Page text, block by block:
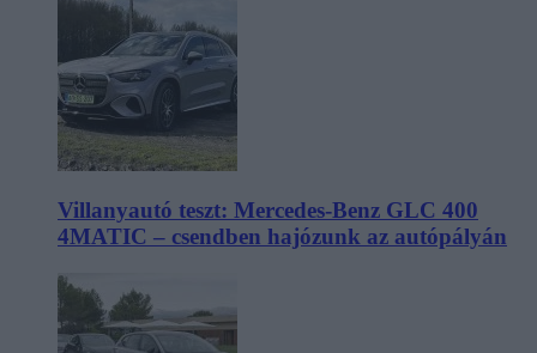
Villanyautó teszt: Mercedes-Benz GLC 400
4MATIC – csendben hajózunk az autópályán